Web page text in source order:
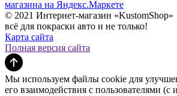
© 2021 Интернет-магазин «KustomShop»
всё для покраски авто и не только!
Карта сайта
Полная версия сайта
Мы используем файлы cookie для
его взаимодействия с пользователями (с